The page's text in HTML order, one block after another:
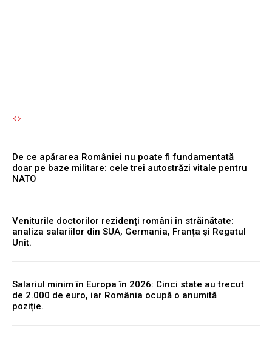
De ce apărarea României nu poate fi fundamentată
doar pe baze militare: cele trei autostrăzi vitale pentru
NATO
Veniturile doctorilor rezidenți români în străinătate:
analiza salariilor din SUA, Germania, Franța și Regatul
Unit.
Salariul minim în Europa în 2026: Cinci state au trecut
de 2.000 de euro, iar România ocupă o anumită
poziție.